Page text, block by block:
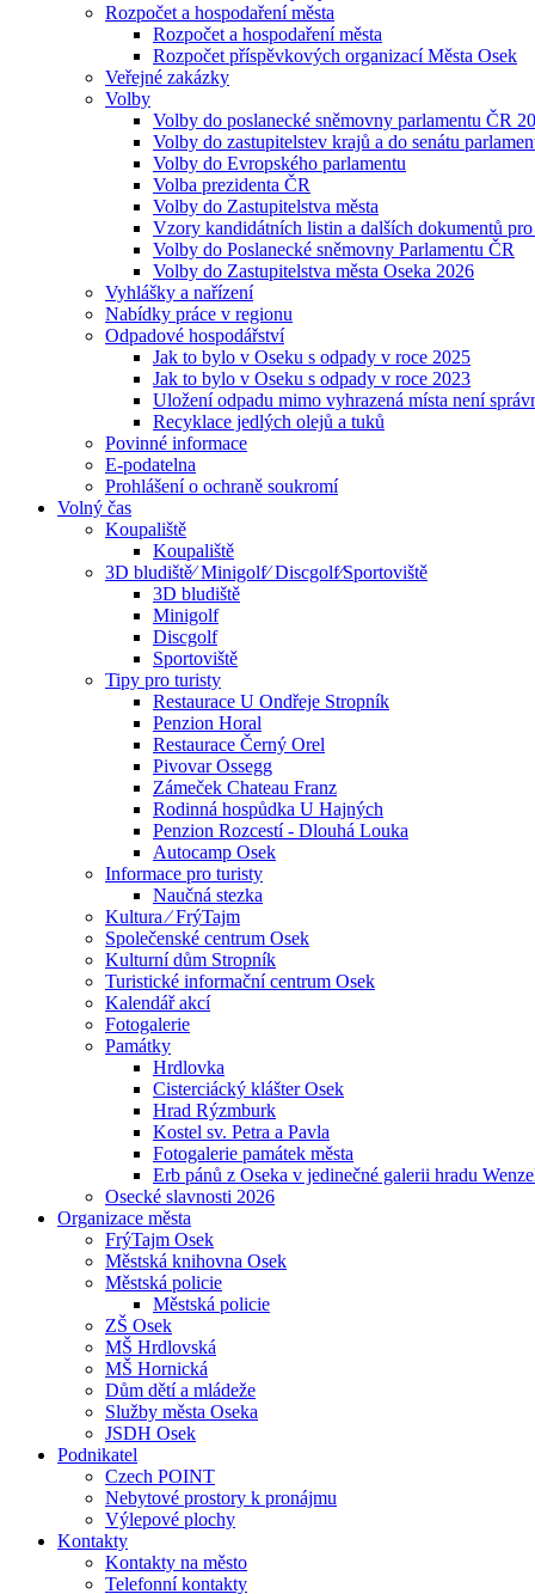
Rozpočet a hospodaření města
Rozpočet a hospodaření města
Rozpočet příspěvkových organizací Města Osek
Veřejné zakázky
Volby
Volby do poslanecké sněmovny parlamentu ČR
Volby do zastupitelstev krajů a do senátu
Volby do Evropského parlamentu
Volba prezidenta ČR
Volby do Zastupitelstva města
Vzory kandidátních listin a dalších dokumentů
Volby do Poslanecké sněmovny Parlamentu ČR
Volby do Zastupitelstva města Oseka 2026
Vyhlášky a nařízení
Nabídky práce v regionu
Odpadové hospodářství
Jak to bylo v Oseku s odpady v roce 2025
Jak to bylo v Oseku s odpady v roce 2023
Uložení odpadu mimo vyhrazená místa není
Recyklace jedlých olejů a tuků
Povinné informace
E-podatelna
Prohlášení o ochraně soukromí
Volný čas
Koupaliště
Koupaliště
3D bludiště⁄ Minigolf⁄ Discgolf⁄Sportoviště
3D bludiště
Minigolf
Discgolf
Sportoviště
Tipy pro turisty
Restaurace U Ondřeje Stropník
Penzion Horal
Restaurace Černý Orel
Pivovar Ossegg
Zámeček Chateau Franz
Rodinná hospůdka U Hajných
Penzion Rozcestí - Dlouhá Louka
Autocamp Osek
Informace pro turisty
Naučná stezka
Kultura ⁄ FrýTajm
Společenské centrum Osek
Kulturní dům Stropník
Turistické informační centrum Osek
Kalendář akcí
Fotogalerie
Památky
Hrdlovka
Cisterciácký klášter Osek
Hrad Rýzmburk
Kostel sv. Petra a Pavla
Fotogalerie památek města
Erb pánů z Oseka v jedinečné galerii hradu
Osecké slavnosti 2026
Organizace města
FrýTajm Osek
Městská knihovna Osek
Městská policie
Městská policie
ZŠ Osek
MŠ Hrdlovská
MŠ Hornická
Dům dětí a mládeže
Služby města Oseka
JSDH Osek
Podnikatel
Czech POINT
Nebytové prostory k pronájmu
Výlepové plochy
Kontakty
Kontakty na město
Telefonní kontakty